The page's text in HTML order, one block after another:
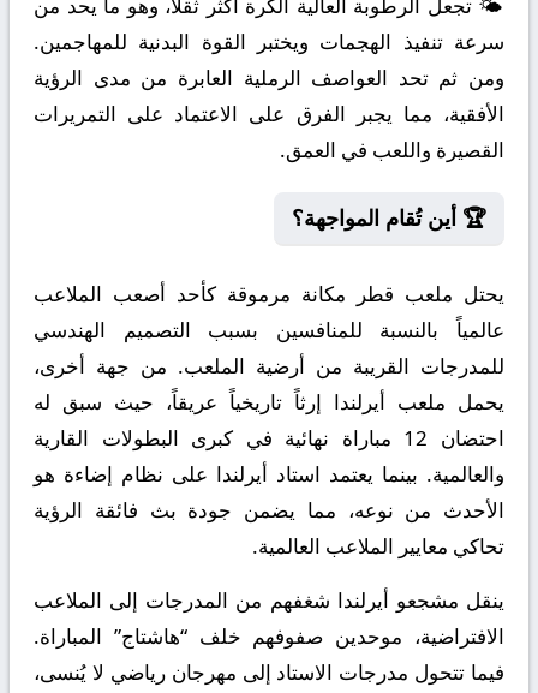
سرعة تنفيذ الهجمات ويختبر القوة البدنية للمهاجمين.
ومن ثم تحد العواصف الرملية العابرة من مدى الرؤية
الأفقية، مما يجبر الفرق على الاعتماد على التمريرات
القصيرة واللعب في العمق.
🏆 أين تُقام المواجهة؟
يحتل ملعب قطر مكانة مرموقة كأحد أصعب الملاعب
عالمياً بالنسبة للمنافسين بسبب التصميم الهندسي
للمدرجات القريبة من أرضية الملعب. من جهة أخرى،
يحمل ملعب أيرلندا إرثاً تاريخياً عريقاً، حيث سبق له
احتضان 12 مباراة نهائية في كبرى البطولات القارية
والعالمية. بينما يعتمد استاد أيرلندا على نظام إضاءة هو
الأحدث من نوعه، مما يضمن جودة بث فائقة الرؤية
تحاكي معايير الملاعب العالمية.
ينقل مشجعو أيرلندا شغفهم من المدرجات إلى الملاعب
الافتراضية، موحدين صفوفهم خلف “هاشتاج” المباراة.
فيما تتحول مدرجات الاستاد إلى مهرجان رياضي لا يُنسى،